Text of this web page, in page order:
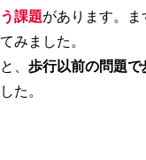
課題があります。ま
みました。
、 歩行以前の問題で
た。